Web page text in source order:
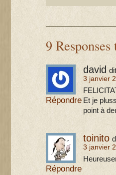
9
david
3 janvier
Et je
point à
Répondre
toinito
3 janvier
Répondre